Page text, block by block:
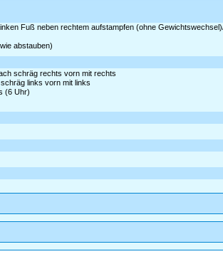
Fuß neben rechtem aufstampfen (ohne
abstauben)
schräg rechts vorn mit rechts
links vorn mit links
(6 Uhr)